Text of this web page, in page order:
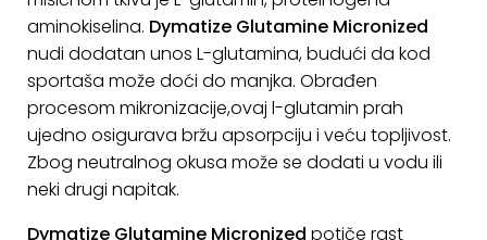
poslovanja
Pravila
o
kolačićima
aminokiselina. Dymatize Glutamine Micronized
nudi dodatan unos L-glutamina, budući da kod
sportaša može doći do manjka. Obrađen
procesom mikronizacije,ovaj l-glutamin prah
ujedno osigurava bržu apsorpciju i veću topljivost.
Zbog neutralnog okusa može se dodati u vodu ili
neki drugi napitak.
Dymatize Glutamine Micronized potiče rast